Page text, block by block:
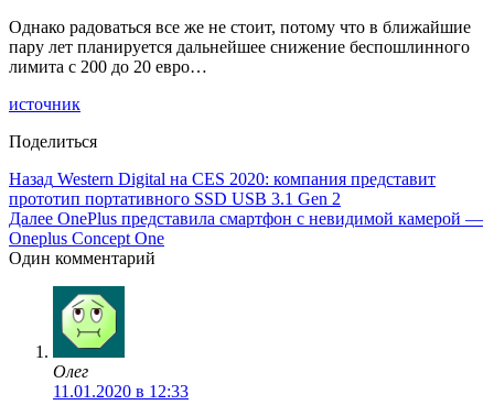
Однако радоваться все же не стоит, потому что в ближайшие
пару лет планируется дальнейшее снижение беспошлинного
лимита с 200 до 20 евро…
источник
Поделиться
Назад Western Digital на CES 2020: компания представит
прототип портативного SSD USB 3.1 Gen 2
Далее OnePlus представила смартфон с невидимой камерой —
Oneplus Concept One
Один комментарий
Олег
11.01.2020 в 12:33